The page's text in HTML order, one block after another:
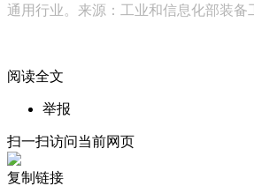
通用行业。来源：工业和信息化部装备
阅读全文
举报
扫一扫访问当前网页
复制链接